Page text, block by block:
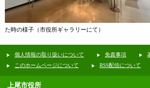
た時の様子（市役所ギャラリーにて）
個人情報の取り扱いについて 免責事項
このホームページについて
RSS配信について
上尾市役所